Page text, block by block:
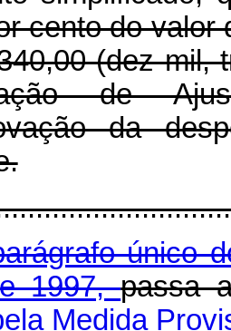
cento do valor
(dez mil,
de
da
único
1997,passa
Medida